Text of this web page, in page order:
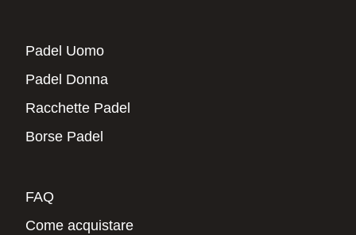
Padel Uomo
Padel Donna
Racchette Padel
Borse Padel
FAQ
Come acquistare